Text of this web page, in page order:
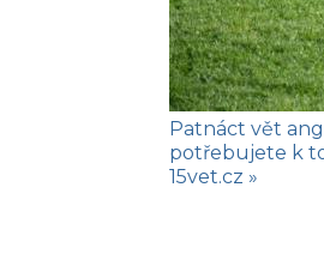
Patnáct vět
potřebujete k
15vet.cz »